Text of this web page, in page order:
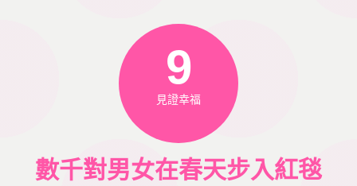
9
見證幸福
數千對男女在春天步入紅毯